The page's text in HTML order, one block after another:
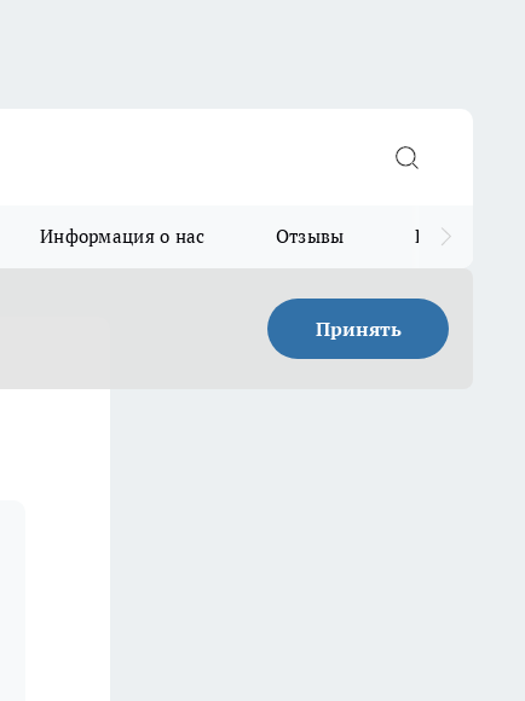
Информация о нас Отзывы Прайс для
Принять